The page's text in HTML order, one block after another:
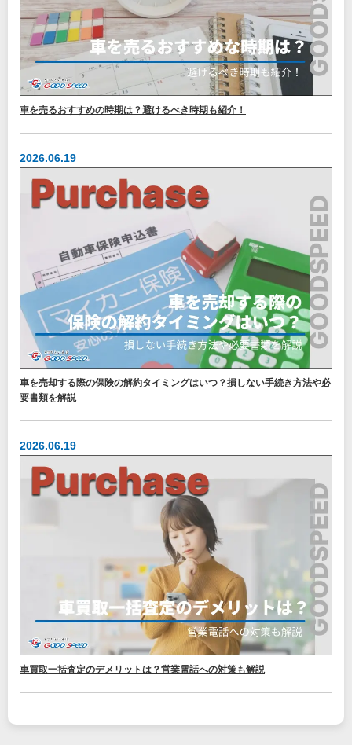
車を売るおすすめの時期は？避けるべき時期も紹介！
2026.06.19
車を売却する際の保険の解約タイミングはいつ？損しない手続き方法や必
要書類を解説
2026.06.19
車買取一括査定のデメリットは？営業電話への対策も解説